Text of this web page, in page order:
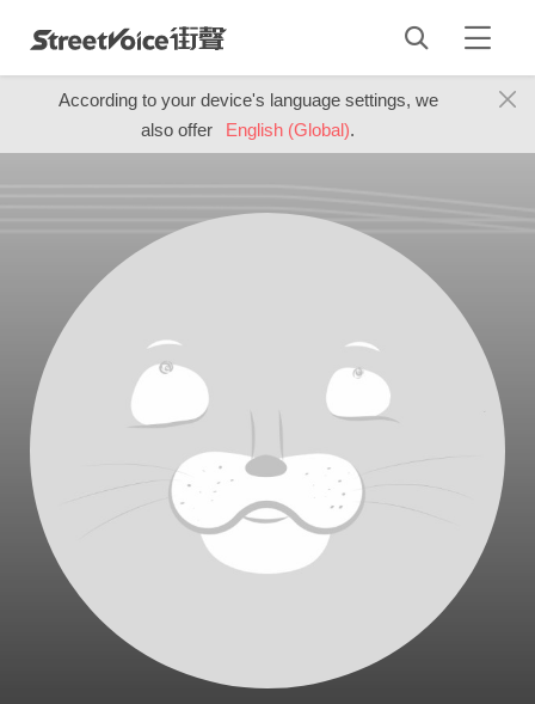
According to your device's language settings, we
also offer
English (Global).